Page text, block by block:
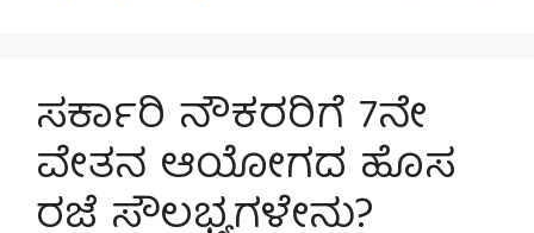
ಸರ್ಕಾರಿ ನೌಕರರಿಗೆ 7ನೇ
ವೇತನ ಆಯೋಗದ ಹೊಸ